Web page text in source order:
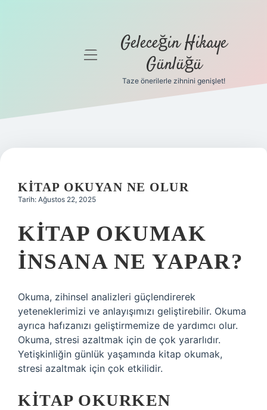
Gizlilik
Hakkımızda
menüyü Geleceğin Hikaye
Günlüğü
Taze önerilerle zihnini genişlet!
KITAP OKUYAN NE OLUR
Tarih: Ağustos 22, 2025
KITAP OKUMAK
INSANA NE YAPAR?
Okuma, zihinsel analizleri güçlendirerek
yeteneklerimizi ve anlayışımızı geliştirebilir. Okuma
ayrıca hafızanızı geliştirmemize de yardımcı olur.
Okuma, stresi azaltmak için de çok yararlıdır.
Yetişkinliğin günlük yaşamında kitap okumak,
stresi azaltmak için çok etkilidir.
KITAP OKURKEN